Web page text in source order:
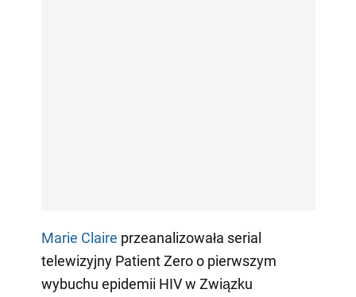
Marie Claire przeanalizowała serial
telewizyjny Patient Zero o pierwszym
wybuchu epidemii HIV w Związku